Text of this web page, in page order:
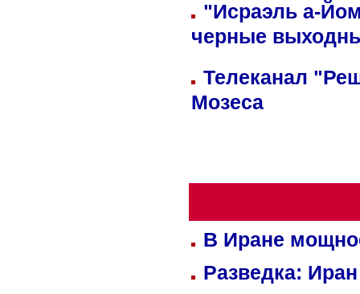
"Исраэль а-
черные
Телеканал
Мозеса
В Иране
Разведка: